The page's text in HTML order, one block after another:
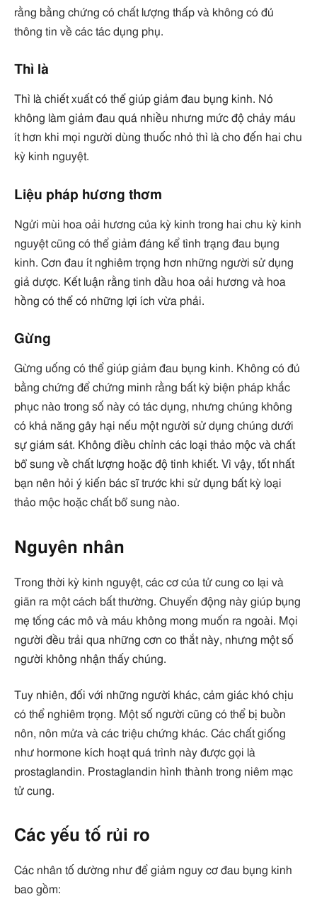
rằng bằng chứng có chất lượng thấp và không có đủ
thông tin về các tác dụng phụ.
Thì là
Thì là chiết xuất có thể giúp giảm đau bụng kinh. Nó
không làm giảm đau quá nhiều nhưng mức độ chảy máu
ít hơn khi mọi người dùng thuốc nhỏ thì là cho đến hai chu
kỳ kinh nguyệt.
Liệu pháp hương thơm
Ngửi mùi hoa oải hương của kỳ kinh trong hai chu kỳ kinh
nguyệt cũng có thể giảm đáng kể tình trạng đau bụng
kinh. Cơn đau ít nghiêm trọng hơn những người sử dụng
giả dược. Kết luận rằng tinh dầu hoa oải hương và hoa
hồng có thể có những lợi ích vừa phải.
Gừng
Gừng uống có thể giúp giảm đau bụng kinh. Không có đủ
bằng chứng để chứng minh rằng bất kỳ biện pháp khắc
phục nào trong số này có tác dụng, nhưng chúng không
có khả năng gây hại nếu một người sử dụng chúng dưới
sự giám sát. Không điều chỉnh các loại thảo mộc và chất
bổ sung về chất lượng hoặc độ tinh khiết. Vì vậy, tốt nhất
bạn nên hỏi ý kiến ​​bác sĩ trước khi sử dụng bất kỳ loại
thảo mộc hoặc chất bổ sung nào.
Nguyên nhân
Trong thời kỳ kinh nguyệt, các cơ của tử cung co lại và
giãn ra một cách bất thường. Chuyển động này giúp bụng
mẹ tống các mô và máu không mong muốn ra ngoài. Mọi
người đều trải qua những cơn co thắt này, nhưng một số
người không nhận thấy chúng.
Tuy nhiên, đối với những người khác, cảm giác khó chịu
có thể nghiêm trọng. Một số người cũng có thể bị buồn
nôn, nôn mửa và các triệu chứng khác. Các chất giống
như hormone kích hoạt quá trình này được gọi là
prostaglandin. Prostaglandin hình thành trong niêm mạc
tử cung.
Các yếu tố rủi ro
Các nhân tố dường như để giảm nguy cơ đau bụng kinh
bao gồm: